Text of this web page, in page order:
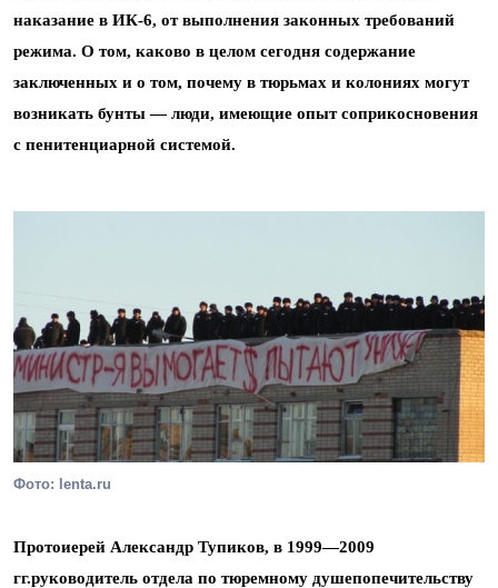
наказание в ИК-6, от выполнения законных требований
режима. О том, каково в целом сегодня содержание
заключенных и о том, почему в тюрьмах и колониях могут
возникать бунты — люди, имеющие опыт соприкосновения
с пенитенциарной системой.
Фото: lenta.ru
Протоиерей Александр Тупиков, в 1999—2009
гг.руководитель отдела по тюремному душепопечительству